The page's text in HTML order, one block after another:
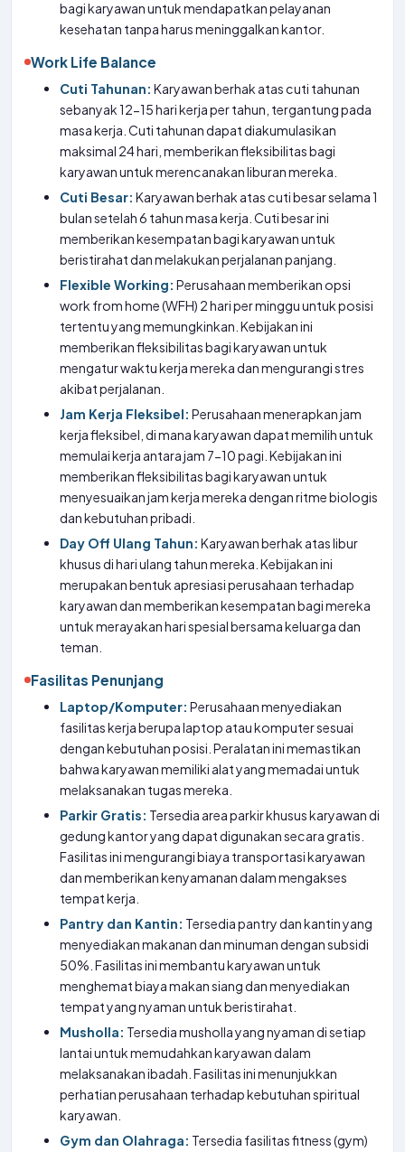
bagi karyawan untuk mendapatkan pelayanan
kesehatan tanpa harus meninggalkan kantor.
Work Life Balance
Cuti Tahunan: Karyawan berhak atas cuti tahunan
sebanyak 12-15 hari kerja per tahun, tergantung pada
masa kerja. Cuti tahunan dapat diakumulasikan
maksimal 24 hari, memberikan fleksibilitas bagi
karyawan untuk merencanakan liburan mereka.
Cuti Besar: Karyawan berhak atas cuti besar selama 1
bulan setelah 6 tahun masa kerja. Cuti besar ini
memberikan kesempatan bagi karyawan untuk
beristirahat dan melakukan perjalanan panjang.
Flexible Working: Perusahaan memberikan opsi
work from home (WFH) 2 hari per minggu untuk posisi
tertentu yang memungkinkan. Kebijakan ini
memberikan fleksibilitas bagi karyawan untuk
mengatur waktu kerja mereka dan mengurangi stres
akibat perjalanan.
Jam Kerja Fleksibel: Perusahaan menerapkan jam
kerja fleksibel, di mana karyawan dapat memilih untuk
memulai kerja antara jam 7-10 pagi. Kebijakan ini
memberikan fleksibilitas bagi karyawan untuk
menyesuaikan jam kerja mereka dengan ritme biologis
dan kebutuhan pribadi.
Day Off Ulang Tahun: Karyawan berhak atas libur
khusus di hari ulang tahun mereka. Kebijakan ini
merupakan bentuk apresiasi perusahaan terhadap
karyawan dan memberikan kesempatan bagi mereka
untuk merayakan hari spesial bersama keluarga dan
teman.
Fasilitas Penunjang
Laptop/Komputer: Perusahaan menyediakan
fasilitas kerja berupa laptop atau komputer sesuai
dengan kebutuhan posisi. Peralatan ini memastikan
bahwa karyawan memiliki alat yang memadai untuk
melaksanakan tugas mereka.
Parkir Gratis: Tersedia area parkir khusus karyawan di
gedung kantor yang dapat digunakan secara gratis.
Fasilitas ini mengurangi biaya transportasi karyawan
dan memberikan kenyamanan dalam mengakses
tempat kerja.
Pantry dan Kantin: Tersedia pantry dan kantin yang
menyediakan makanan dan minuman dengan subsidi
50%. Fasilitas ini membantu karyawan untuk
menghemat biaya makan siang dan menyediakan
tempat yang nyaman untuk beristirahat.
Musholla: Tersedia musholla yang nyaman di setiap
lantai untuk memudahkan karyawan dalam
melaksanakan ibadah. Fasilitas ini menunjukkan
perhatian perusahaan terhadap kebutuhan spiritual
karyawan.
Gym dan Olahraga: Tersedia fasilitas fitness (gym)